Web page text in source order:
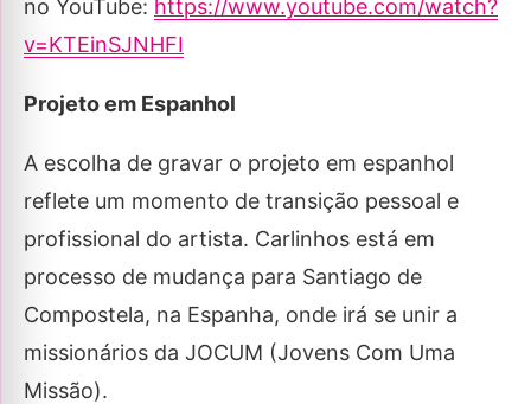
no YouTube: https://www.youtube.com/watch?
v=KTEinSJNHFI
Projeto em Espanhol
A escolha de gravar o projeto em espanhol
reflete um momento de transição pessoal e
profissional do artista. Carlinhos está em
processo de mudança para Santiago de
Compostela, na Espanha, onde irá se unir a
missionários da JOCUM (Jovens Com Uma
Missão).